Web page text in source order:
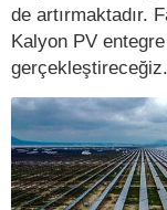
de artırmaktadır.
Kalyon PV